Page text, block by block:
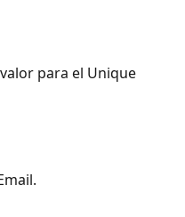
para el Unique